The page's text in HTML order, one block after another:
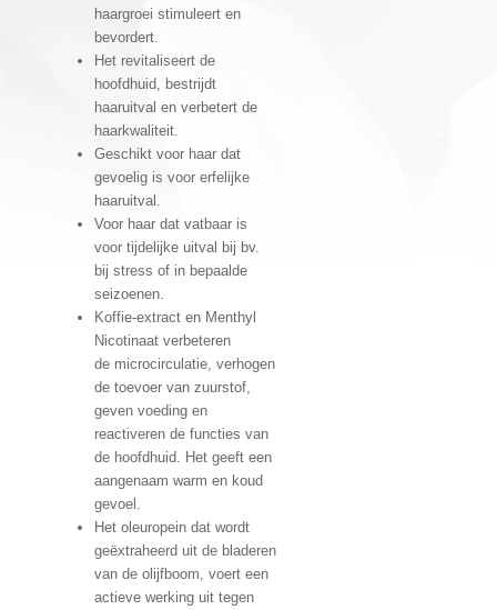
haargroei stimuleert en
bevordert.
Het revitaliseert de
hoofdhuid, bestrijdt
haaruitval en verbetert de
haarkwaliteit.
Geschikt voor haar dat
gevoelig is voor erfelijke
haaruitval.
Voor haar dat vatbaar is
voor tijdelijke uitval bij bv.
bij stress of in bepaalde
seizoenen.
Koffie-extract en Menthyl
Nicotinaat verbeteren
de microcirculatie, verhogen
de toevoer van zuurstof,
geven voeding en
reactiveren de functies van
de hoofdhuid. Het geeft een
aangenaam warm en koud
gevoel.
Het oleuropein dat wordt
geëxtraheerd uit de bladeren
van de olijfboom, voert een
actieve werking uit tegen